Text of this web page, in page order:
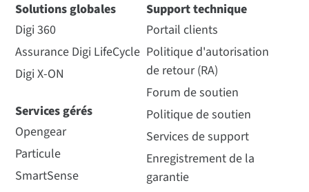
Solutions globales
Digi 360
Assurance Digi LifeCycle
Digi X-ON
Services gérés
Opengear
Particule
SmartSense
Support technique
Portail clients
Politique d'autorisation
de retour (RA)
Forum de soutien
Politique de soutien
Services de support
Enregistrement de la
garantie